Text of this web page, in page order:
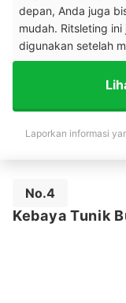
depan, Anda juga
mudah. Ritsleting
digunakan setelah
Laporkan informasi
No.4
Kebaya Tunik